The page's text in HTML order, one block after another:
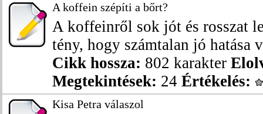
A koffein szépíti a bőrt?
A koffeinről sok jót és rosszat
tény, hogy számtalan jó hatása
Cikk hossza: 802 karakter
Megtekintések: 24 Értékelés:
Kisa Petra válaszol